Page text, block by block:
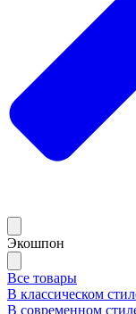
Экошпон
Все товары
В классическом
В современном